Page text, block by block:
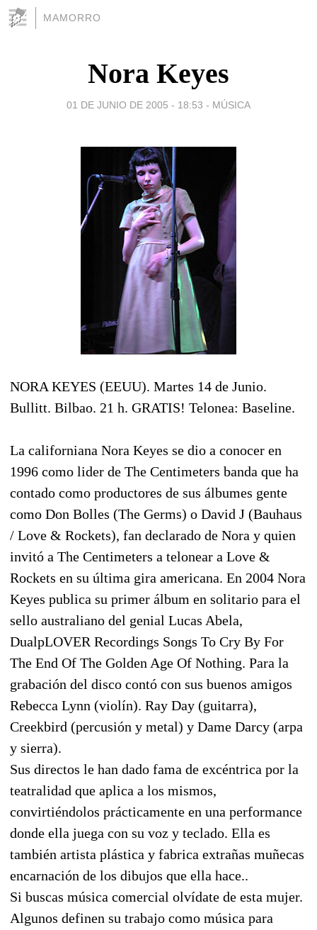
MAMORRO
Nora Keyes
01 DE JUNIO DE 2005 - 18:53 - MÚSICA
NORA KEYES (EEUU). Martes 14 de Junio.
Bullitt. Bilbao. 21 h. GRATIS! Telonea: Baseline.
La californiana Nora Keyes se dio a conocer en
1996 como lider de The Centimeters banda que ha
contado como productores de sus álbumes gente
como Don Bolles (The Germs) o David J (Bauhaus
/ Love & Rockets), fan declarado de Nora y quien
invitó a The Centimeters a telonear a Love &
Rockets en su última gira americana. En 2004 Nora
Keyes publica su primer álbum en solitario para el
sello australiano del genial Lucas Abela,
DualpLOVER Recordings Songs To Cry By For
The End Of The Golden Age Of Nothing. Para la
grabación del disco contó con sus buenos amigos
Rebecca Lynn (violín). Ray Day (guitarra),
Creekbird (percusión y metal) y Dame Darcy (arpa
y sierra).
Sus directos le han dado fama de excéntrica por la
teatralidad que aplica a los mismos,
convirtiéndolos prácticamente en una performance
donde ella juega con su voz y teclado. Ella es
también artista plástica y fabrica extrañas muñecas
encarnación de los dibujos que ella hace..
Si buscas música comercial olvídate de esta mujer.
Algunos definen su trabajo como música para